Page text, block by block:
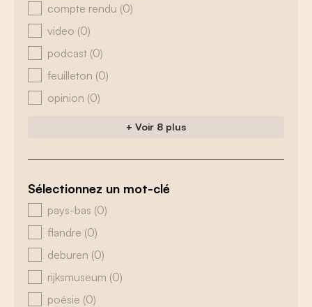
zoeken - genre
compte rendu (0)
video (0)
podcast (0)
feuilleton (0)
opinion (0)
+ Voir 8 plus
Sélectionnez un mot-clé
zoeken - tags
pays-bas (0)
flandre (0)
deburen (0)
rijksmuseum (0)
poésie (0)